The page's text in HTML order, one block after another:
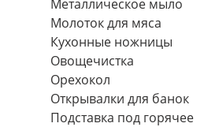
Металлическое мыло
Молоток для мяса
Кухонные ножницы
Овощечистка
Орехокол
Открывалки для банок
Подставка под горячее